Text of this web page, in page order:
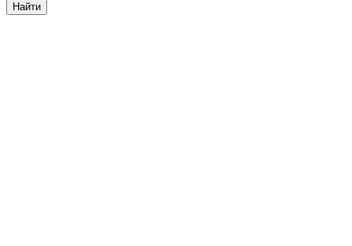
Найти